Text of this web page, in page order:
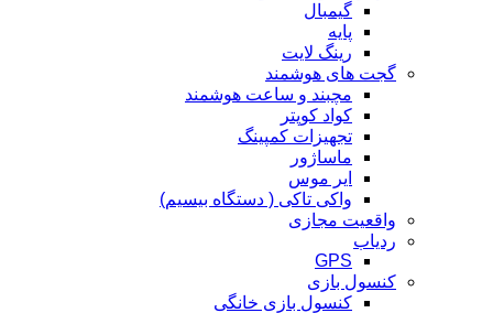
گیمبال
پایه
رینگ لایت
گجت های هوشمند
مچبند و ساعت هوشمند
کواد کوپتر
تجهیزات کمپینگ
ماساژور
ایر موس
واکی تاکی ( دستگاه بیسیم)
واقعیت مجازی
ردیاب
GPS
کنسول بازی
کنسول بازی خانگی